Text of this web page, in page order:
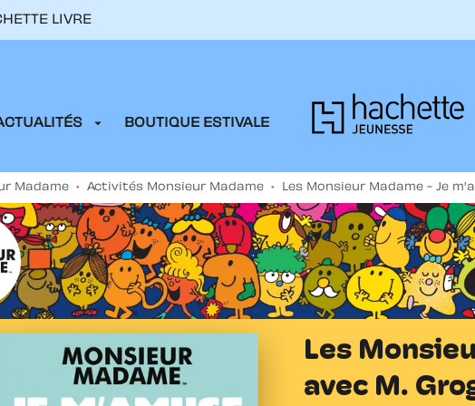
LIVRE
arrow_drop_down BOUTIQUE ESTIVALE
Madame • Activités Monsieur Madame • Les Monsieur Madame - Je
Les
avec M.